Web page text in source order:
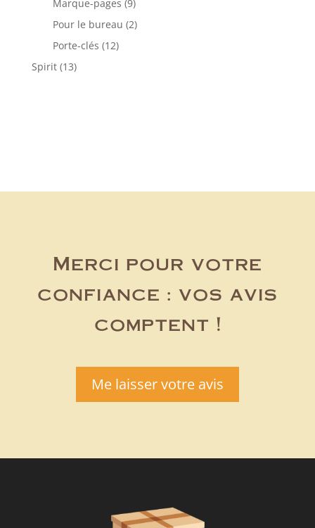
produits
Marque-pages 99
produits
Pour le bureau 22
Porte-clés 1212
Spirit 1313
Merci pour votre
confiance : vos avis
comptent !
Me laisser votre avis